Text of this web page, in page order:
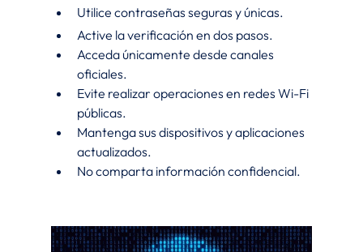
Utilice contraseñas seguras y únicas.
Active la verificación en dos pasos.
Acceda únicamente desde canales
oficiales.
Evite realizar operaciones en redes Wi-Fi
públicas.
Mantenga sus dispositivos y aplicaciones
actualizados.
No comparta información confidencial.